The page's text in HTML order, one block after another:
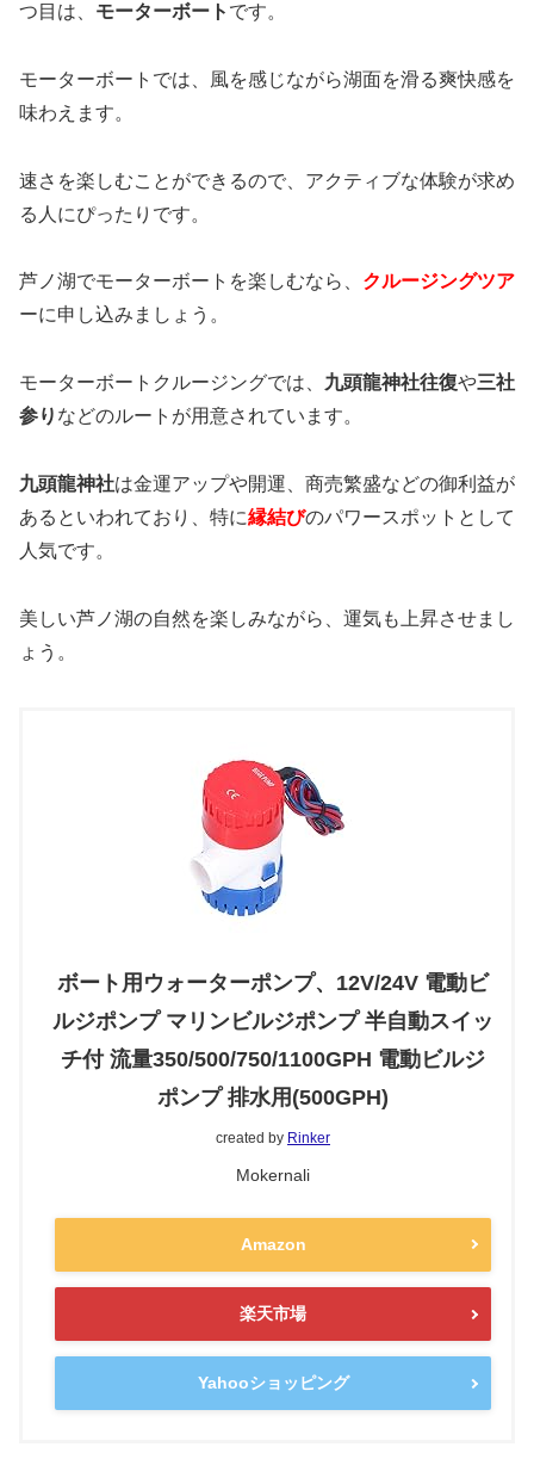
つ目は、 モーターボート です。
モーターボートでは、風を感じながら湖面を滑る爽快感を
味わえます。
速さを楽しむことができるので、アクティブな体験が求め
る人にぴったりです。
芦ノ湖でモーターボートを楽しむなら、 クルージングツア
ーに申し込みましょう。
モーターボートクルージングでは、 九頭龍神社往復や三社
参り などのルートが用意されています。
九頭龍神社は金運アップや開運、商売繁盛などの御利益が
あるといわれており、特に縁結びのパワースポットとして
人気です。
美しい芦ノ湖の自然を楽しみながら、運気も上昇させまし
ょう。
ボート用ウォーターポンプ、12V/24V 電動ビ
ルジポンプ マリンビルジポンプ 半自動スイッ
チ付 流量350/500/750/1100GPH 電動ビルジ
ポンプ 排水用(500GPH)
created by Rinker
Mokernali
Amazon
楽天市場
Yahooショッピング